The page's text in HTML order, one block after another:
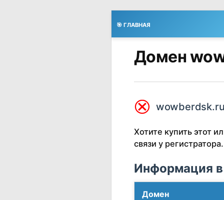
🎯 ГЛАВНАЯ
Домен
⮿ wowberdsk.ru
Хотите купить этот
связи у регистратора.
Информация в
Домен